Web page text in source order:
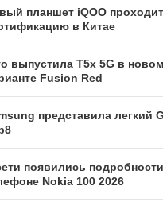
планшет iQOO проходит
в Китае
выпустила T5x 5G в
Fusion Red
представила легкий
появились
Nokia 100 2026